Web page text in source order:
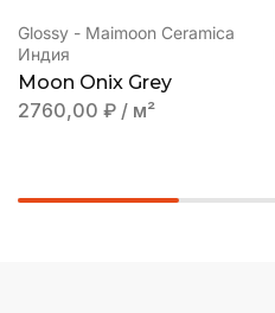
Glossy - Maimoon Ceramica
Индия
Moon Onix Grey
2760,00 ₽ / м²